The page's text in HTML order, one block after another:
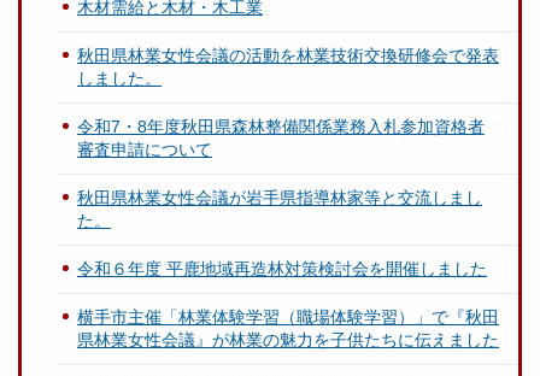
木材需給と木材・木工業
秋田県林業女性会議の活動を林業技術交換研修会で発表
しました。
令和7・8年度秋田県森林整備関係業務入札参加資格者
審査申請について
秋田県林業女性会議が岩手県指導林家等と交流しまし
た。
令和６年度 平鹿地域再造林対策検討会を開催しました
横手市主催「林業体験学習（職場体験学習）」で『秋田
県林業女性会議』が林業の魅力を子供たちに伝えました